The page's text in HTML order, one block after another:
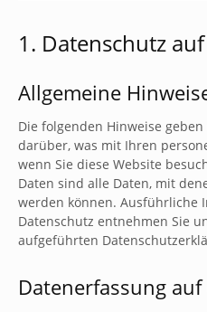
1. Datenschutz
Allgemeine
Die folgenden Hinweise
darüber, was mit Ihren
wenn Sie diese Website
Daten sind alle Daten, mit
werden können. Ausführliche
Datenschutz entnehmen Sie
aufgeführten
Datenerfassung